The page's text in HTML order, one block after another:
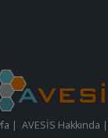
| AVESİS Hakkında |